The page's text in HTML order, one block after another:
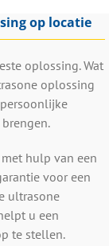
op locatie
oplossing. Wat
oplossing
hulp van een
voor een
ultrasone
u een
te stellen.